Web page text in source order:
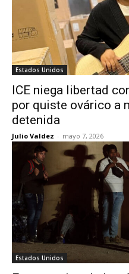
Estados Unidos
ICE niega libertad
por quiste ovárico a
detenida
Julio Valdez - mayo 7, 2026
Estados Unidos